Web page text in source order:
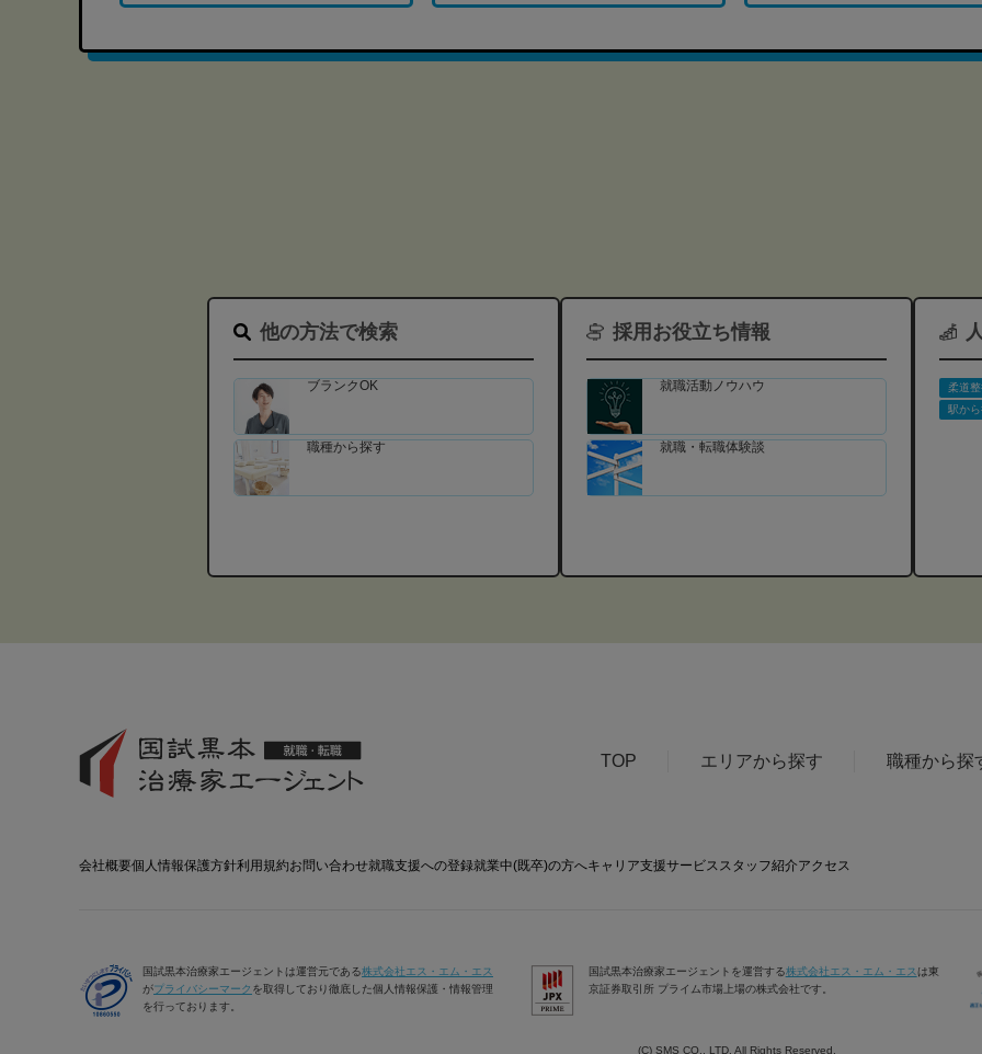
他の方法で検索
ブランクOK
職種から探す
採用お役立ち情報
就職活動ノウハウ
就職・転職体験談
柔道
駅か
TOP エリアから探す 職種から探
会社概要個人情報保護方針利用規約お問い合わせ就職支援への登録就業中(既卒)の方へキャリア支援サービススタッフ紹介アクセス
国試黒本治療家エージェントは運営元である株式会社エス・エム・エス
がプライバシーマーク を取得しており徹底した個人情報保護・情報管理
を行っております。
国試黒本治療家エージェントを運営する株式会社エス・エム・エスは東
京証券取引所 プライム市場上場の株式会社です。
(C) SMS CO., LTD. All Rights Reserved.